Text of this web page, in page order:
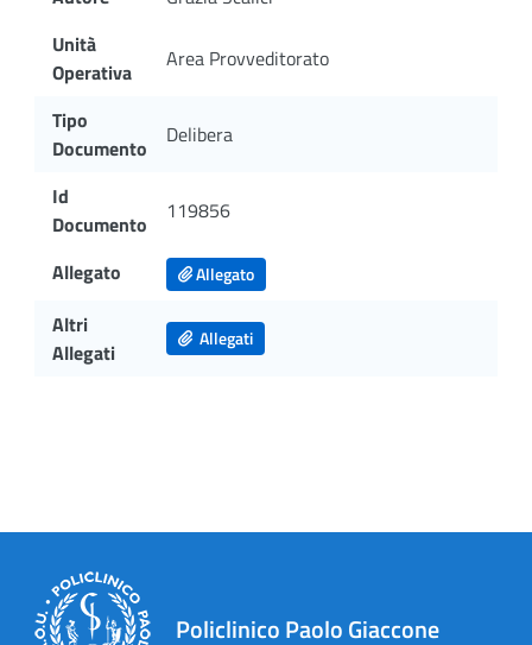
Unità
Operativa
Area Provveditorato
Tipo
Documento
Delibera
Id
Documento
119856
Allegato Allegato
Altri
Allegati
Allegati
Policlinico Paolo Giaccone